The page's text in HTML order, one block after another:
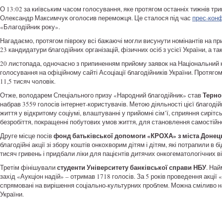
О 13:02 за київським часом голосування, яке протягом останніх тижнів
Олександр Максимчук оголосив переможця. Це сталося під час прес-
«Благодійник року».
Нагадаємо, протягом півроку всі бажаючі могли висунути номінантів на
23 кандидатури благодійних організацій, фізичних осіб з усієї України, а
20 листопада, одночасно з припиненням прийому заявок на Національний
голосування на офіційному сайті Асоціації благодійників України.
11,5 тисяч чоловік.
Отже, володарем Спеціального призу «Народний благодійник» став
набрав 3559 голосів інтернет-користувачів. Метою діяльності цієї
життя у відкритому соціумі, влаштуванні у прийомні сім’ї, сприяння
безробіття, покращенні побутових умов життя, для становлення
Друге місце посівфонд батьківської допомоги «КРОХА» з міста
благодійні акції зі збору коштів онкохворим дітям і дітям, які потрапили
тисяч гривень і придбали ліки для пацієнтів дитячих
Третім фінішувалистуденти Університету банківської справи НБУ.
захід «Аукціон надій» – отримав 1718 голосів. За 5 років проведення
спрямовані на вирішення соціально-культурних проблем. Можна
України.